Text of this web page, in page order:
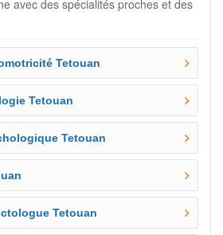
avec des spécialités proches et des
Tetouan
Tetouan
Tetouan
Tetouan